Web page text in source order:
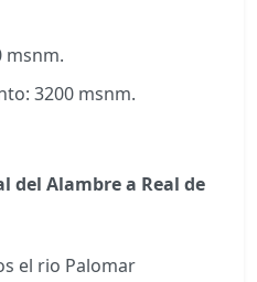
msnm.
3200 msnm.
del Alambre a Real de
el rio Palomar